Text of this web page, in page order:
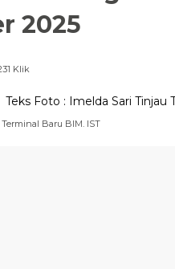
2025
Klik
Baru BIM. IST